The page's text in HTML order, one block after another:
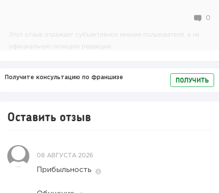
0
Этот отзыв отражает субъективное мнение пользователя, а не
официальную позицию редакции.
Получите консультацию по франшизе ПОЛУЧИТЬ
Оставить отзыв
08 АВГУСТА 2026
Прибыльность